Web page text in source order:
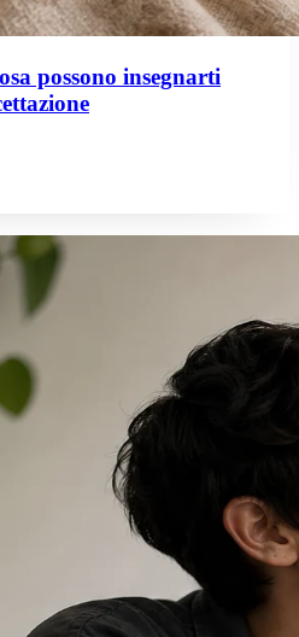
possono insegnarti